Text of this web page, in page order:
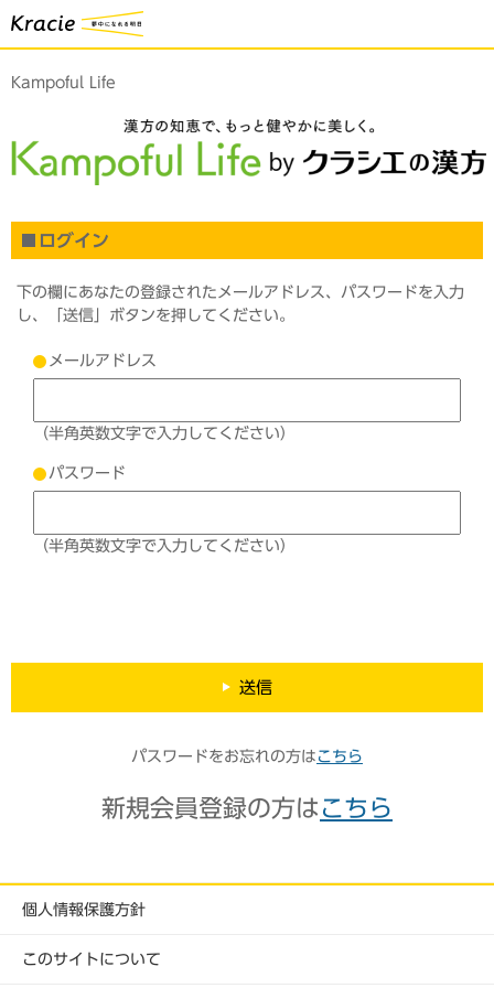
Kampoful Life
ログイン
下の欄にあなたの登録されたメールアドレス、パスワードを入力
し、「送信」ボタンを押してください。
メールアドレス
（半角英数文字で入力してください）
パスワード
（半角英数文字で入力してください）
送信
パスワードをお忘れの方は こちら
新規会員登録の方は こちら
個人情報保護方針
このサイトについて